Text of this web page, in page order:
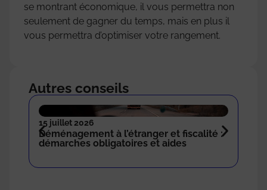
se montrant économique, il vous permettra non
seulement de gagner du temps, mais en plus il
vous permettra d’optimiser votre rangement.
Autres conseils
15 juillet 2026
Déménagement à l’étranger et fiscalité :
démarches obligatoires et aides